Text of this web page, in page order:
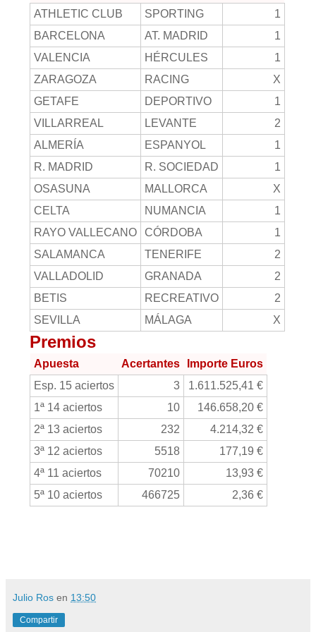
ATHLETIC CLUB
SPORTING
1
BARCELONA
AT. MADRID
1
VALENCIA
HÉRCULES
1
ZARAGOZA
RACING
X
GETAFE
DEPORTIVO
1
VILLARREAL
LEVANTE
2
ALMERÍA
ESPANYOL
1
R. MADRID
R. SOCIEDAD
1
OSASUNA
MALLORCA
X
CELTA
NUMANCIA
1
RAYO VALLECANO
CÓRDOBA
1
SALAMANCA
TENERIFE
2
VALLADOLID
GRANADA
2
BETIS
RECREATIVO
2
SEVILLA
MÁLAGA X
Premios
Apuesta Acertantes
Importe Euros
Esp. 15 aciertos
3
1.611.525,41 €
1ª 14 aciertos
10
146.658,20 €
2ª 13 aciertos
232
4.214,32 €
3ª 12 aciertos
5518
177,19 €
4ª 11 aciertos
70210
13,93 €
5ª 10 aciertos
466725 2,36 €
Julio Ros en 13:50
Compartir